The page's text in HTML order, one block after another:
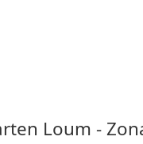
Loum -